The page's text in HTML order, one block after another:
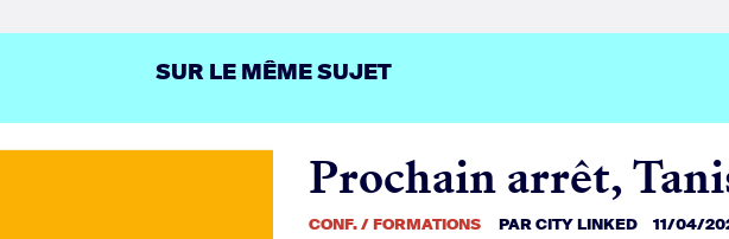
SUR LE MÊME SUJET
Prochain arrêt,
CONF. / FORMATIONS PARCITY LINKED 11/04/